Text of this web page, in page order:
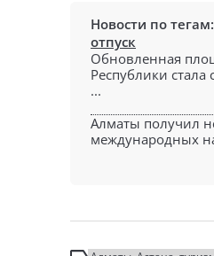
Новости по тегам:
отпуск
Обновленная
Республики
...
Алматы получил
международных